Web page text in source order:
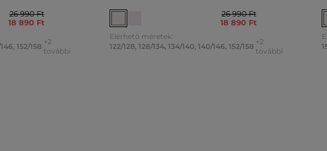
26 990 Ft
18 890 Ft
, 152/158
+2
további
26 990 Ft
18 890 Ft
Elérhető méretek:
122/128, 128/134, 134/140, 140/146, 152/158
+2
további